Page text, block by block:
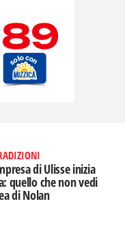
di Ulisse inizia
quello che non vedi
di Nolan